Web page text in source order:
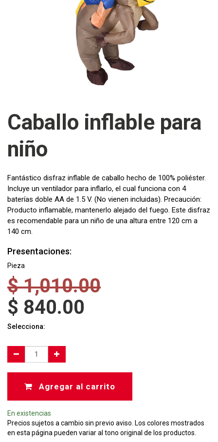
Caballo inflable para
niño
Fantástico disfraz inflable de caballo hecho de 100% poliéster.
Incluye un ventilador para inflarlo, el cual funciona con 4
baterías doble AA de 1.5 V. (No vienen incluidas). Precaución:
Producto inflamable, mantenerlo alejado del fuego. Este disfraz
es recomendable para un niño de una altura entre 120 cm a
140 cm.
Presentaciones:
Pieza
$1,010.00
$ 840.00
Selecciona:
Agregar al carrito
En existencias
Precios sujetos a cambio sin previo aviso. Los colores mostrados
en esta página pueden variar al tono original de los productos.